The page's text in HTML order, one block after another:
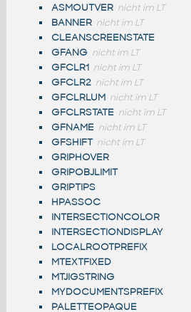
ASMOUTVER nicht im LT
BANNER nicht im LT
CLEANSCREENSTATE
GFANG nicht im LT
GFCLR1 nicht im LT
GFCLR2 nicht im LT
GFCLRLUM nicht im LT
GFCLRSTATE nicht im LT
GFNAME nicht im LT
GFSHIFT nicht im LT
GRIPHOVER
GRIPOBJLIMIT
GRIPTIPS
HPASSOC
INTERSECTIONCOLOR
INTERSECTIONDISPLAY
LOCALROOTPREFIX
MTEXTFIXED
MTJIGSTRING
MYDOCUMENTSPREFIX
PALETTEOPAQUE